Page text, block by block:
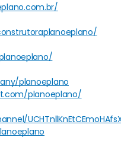
planoeplano
planoeplano/